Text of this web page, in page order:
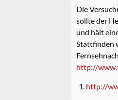
Die
sollte der
und hält
Stattfinden
http://
http://